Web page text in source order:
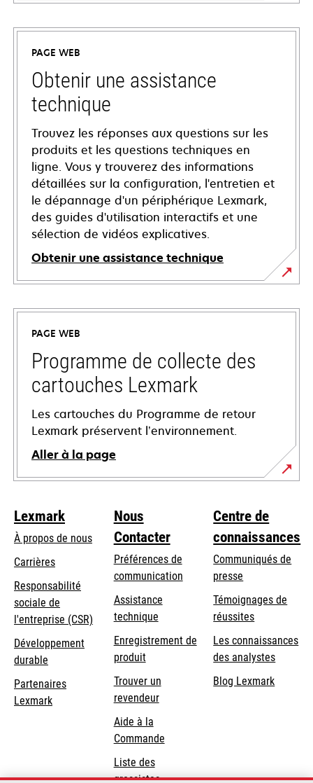
PAGE WEB
Obtenir une assistance
technique
Trouvez les réponses aux questions sur les
produits et les questions techniques en
ligne. Vous y trouverez des informations
détaillées sur la configuration, l'entretien et
le dépannage d'un périphérique Lexmark,
des guides d'utilisation interactifs et une
sélection de vidéos explicatives.
Obtenir une assistance technique
s’ouvre
dans
nouvel
onglet
PAGE WEB
Programme de collecte des
cartouches Lexmark
Les cartouches du Programme de retour
Lexmark préservent l’environnement.
Aller à la page
Lexmark
À propos de nous
Carrières
s’ouvre
dans
un
nouvel
onglet
Responsabilité
sociale de
l'entreprise (CSR) s’ouvre
onglet
Développement
durable
Partenaires
Lexmark
Nous
Contacter
Préférences de
communication
s’ouvre
dans
un
nouvel
onglet
Assistance
techniques’ouvre
un
onglet
Enregistrement de
produit
Trouver un
revendeur
Aide à la
Commande
Liste des
grossistes
Centre de
connaissances
Communiqués de
presse
Témoignages de
réussites
Les connaissances
des analystes
Blog Lexmark